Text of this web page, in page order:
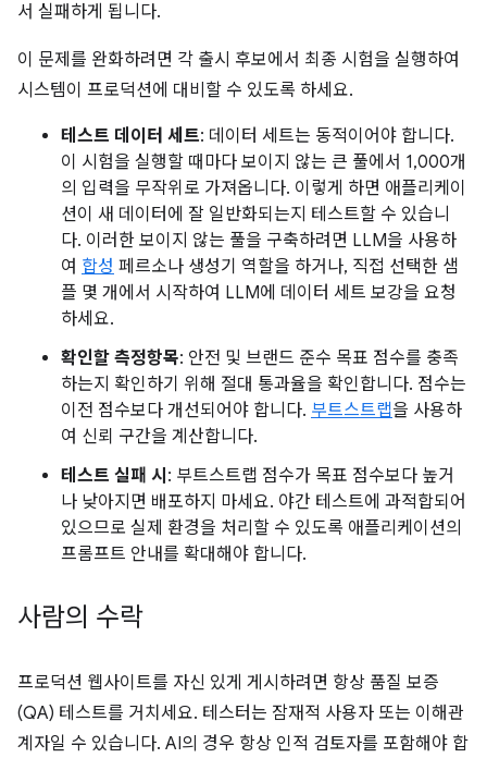
서 실패하게 됩니다.
이 문제를 완화하려면 각 출시 후보에서 최종 시험을 실행하여
시스템이 프로덕션에 대비할 수 있도록 하세요.
테스트 데이터 세트: 데이터 세트는 동적이어야 합니다.
이 시험을 실행할 때마다 보이지 않는 큰 풀에서 1,000개
의 입력을 무작위로 가져옵니다. 이렇게 하면 애플리케이
션이 새 데이터에 잘 일반화되는지 테스트할 수 있습니
다. 이러한 보이지 않는 풀을 구축하려면 LLM을 사용하
여 합성 페르소나 생성기 역할을 하거나, 직접 선택한 샘
플 몇 개에서 시작하여 LLM에 데이터 세트 보강을 요청
하세요.
확인할 측정항목: 안전 및 브랜드 준수 목표 점수를 충족
하는지 확인하기 위해 절대 통과율을 확인합니다. 점수는
이전 점수보다 개선되어야 합니다. 부트스트랩을 사용하
여 신뢰 구간을 계산합니다.
테스트 실패 시 : 부트스트랩 점수가 목표 점수보다 높거
나 낮아지면 배포하지 마세요. 야간 테스트에 과적합되어
있으므로 실제 환경을 처리할 수 있도록 애플리케이션의
프롬프트 안내를 확대해야 합니다.
사람의 수락
프로덕션 웹사이트를 자신 있게 게시하려면 항상 품질 보증
(QA) 테스트를 거치세요. 테스터는 잠재적 사용자 또는 이해관
계자일 수 있습니다. AI의 경우 항상 인적 검토자를 포함해야 합